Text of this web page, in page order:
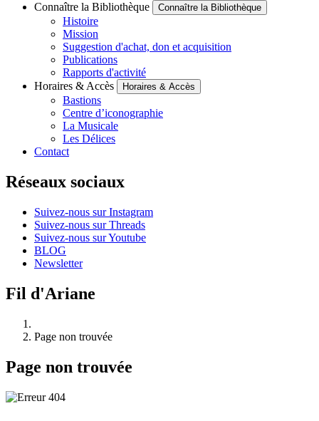
Connaître la Bibliothèque Connaître la Bibliothèque
Histoire
Mission
Suggestion d'achat, don et acquisition
Publications
Rapports d'activité
Horaires & Accès
Horaires & Accès
Bastions
Centre d’iconographie
La Musicale
Les Délices
Contact
Réseaux sociaux
Suivez-nous sur Instagram
Suivez-nous sur Threads
Suivez-nous sur Youtube
BLOG
Newsletter
Fil d'Ariane
Page non trouvée
Page non trouvée